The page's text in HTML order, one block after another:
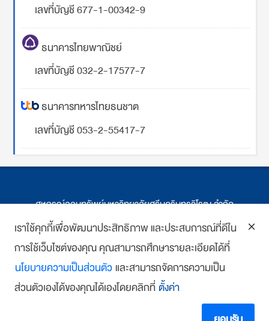
เลขที่บัญชี 677-1-00342-9
ธนาคารไทยพาณิชย์
เลขที่บัญชี 032-2-17577-7
ธนาคารทหารไทยธนชาต
เลขที่บัญชี 053-2-55417-7
สหกรณ์ออมทรัพย์มหาวิทยาลัยศรีนครินทรวิโรฒ จำกัด
ที่ตั้ง 114 ซ.สุขุมวิท 23 ถ.สุขุมวิท กรุงเทพฯ
โทร : 02-259-1474, 02-258-0227
โทรสาร: 02-261-5703
E-mail :we*******@*******co.th
บ้านเว็บไซต์
เราใช้คุกกี้เพื่อพัฒนาประสิทธิภาพ และประสบการณ์ที่ดีใน
การใช้เว็บไซต์ของคุณ คุณสามารถศึกษารายละเอียดได้ที่
นโยบายความเป็นส่วนตัว และสามารถจัดการความเป็น
ส่วนตัวเองได้ของคุณได้เองโดยคลิกที่ ตั้งค่า